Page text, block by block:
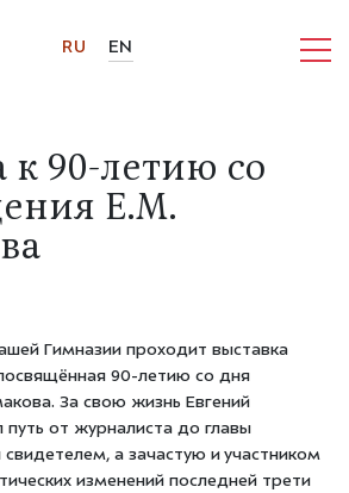
RU EN
к 90-летию со
Е.М.
Гимназии проходит выставка
90-летию со дня
За свою жизнь Евгений
от журналиста до главы
свидетелем, а зачастую и участником
изменений последней трети